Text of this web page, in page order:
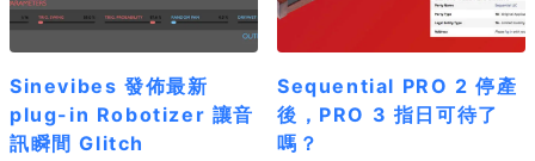
Sinevibes 發佈最新
plug-in Robotizer 讓音
訊瞬間 Glitch
Sequential PRO 2 停產
後，PRO 3 指日可待了
嗎？